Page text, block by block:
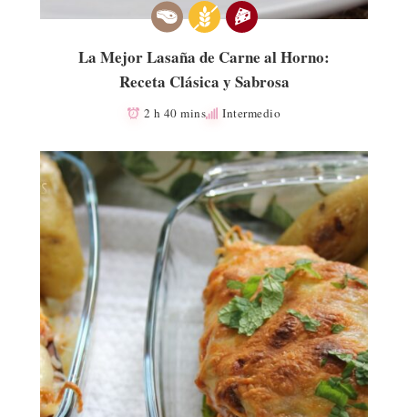
La Mejor Lasaña de Carne al Horno:
Receta Clásica y Sabrosa
2 h 40 mins Intermedio